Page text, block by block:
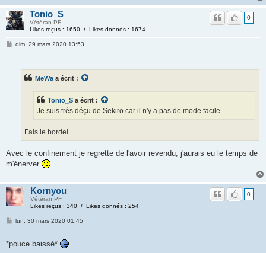
Tonio_S
Vétéran PF
Likes reçus : 1650 / Likes donnés : 1674
0
dim. 29 mars 2020 13:53
MeWa a écrit :
Tonio_S a écrit :
Je suis très déçu de Sekiro car il n'y a pas de mode facile.
Fais le bordel.
Avec le confinement je regrette de l'avoir revendu, j'aurais eu le temps de
m'énerver
Kornyou
Vétéran PF
Likes reçus : 340 / Likes donnés : 254
0
lun. 30 mars 2020 01:45
*pouce baissé*